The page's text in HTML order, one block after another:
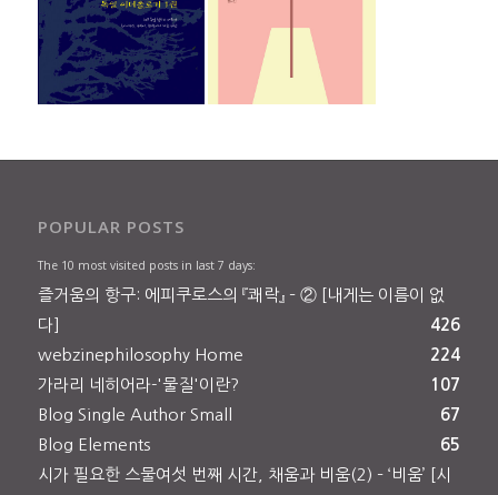
POPULAR POSTS
The 10 most visited posts in last 7 days:
즐거움의 항구: 에피쿠로스의 『쾌락』 – ② [내게는 이름이 없
다]
426
webzinephilosophy Home
224
가라리 네히어라-'물질'이란?
107
Blog Single Author Small
67
Blog Elements
65
시가 필요한 스물여섯 번째 시간, 채움과 비움(2) – ‘비움’ [시